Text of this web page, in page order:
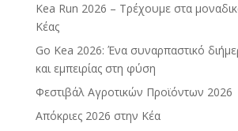
Kea Run 2026 – Τρέχουμε στα
Κέας
Go Kea 2026: Ένα συναρπαστικό
και εμπειρίας στη φύση
Φεστιβάλ Αγροτικών Προϊόντων 2026
Απόκριες 2026 στην Κέα